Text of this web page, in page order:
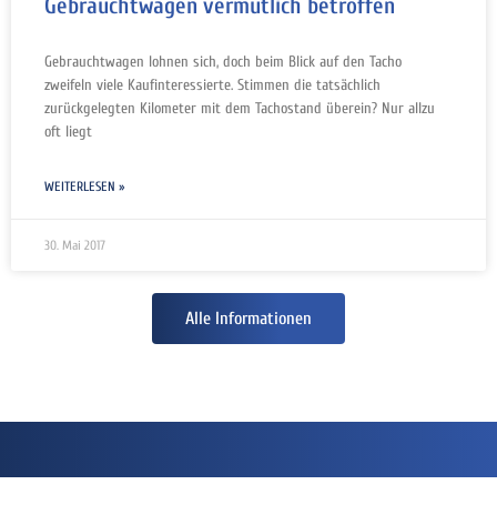
Gebrauchtwagen vermutlich betroffen
Gebrauchtwagen lohnen sich, doch beim Blick auf den Tacho
zweifeln viele Kaufinteressierte. Stimmen die tatsächlich
zurückgelegten Kilometer mit dem Tachostand überein? Nur allzu
oft liegt
WEITERLESEN »
30. Mai 2017
Alle Informationen